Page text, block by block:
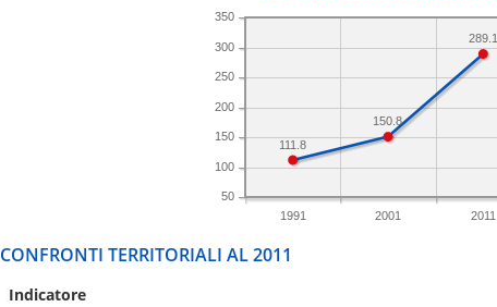
1991 2001 2011
50
100
150
200
250
300
350
289.1
150.8
111.8
CONFRONTI TERRITORIALI AL 2011
Indicatore